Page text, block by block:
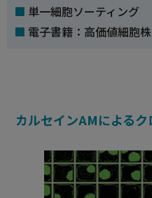
単一細胞ソーティング
電子書籍：高価値細胞
カルセインAMによる